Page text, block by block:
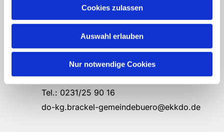
Cookies zulassen
Auswahl erlauben
Nur notwendige Cookies
Facebook
Ev. Kirchengemeinde Brackel
Flughafenstr. 7 - 9
44309 Dortmund
Tel.: 0231/25 90 16
do-kg.brackel-gemeindebuero@ekkdo.de